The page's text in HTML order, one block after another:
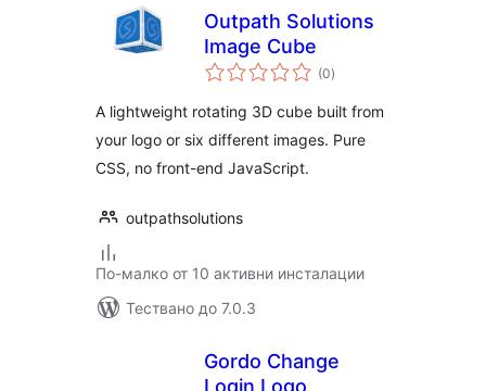
Outpath Solutions
Image Cube
(0общо
оценки
)
A lightweight rotating 3D cube built from
your logo or six different images. Pure
CSS, no front-end JavaScript.
outpathsolutions
По-малко от 10 активни инсталации
Тествано до 7.0.3
Gordo Change
Login Logo